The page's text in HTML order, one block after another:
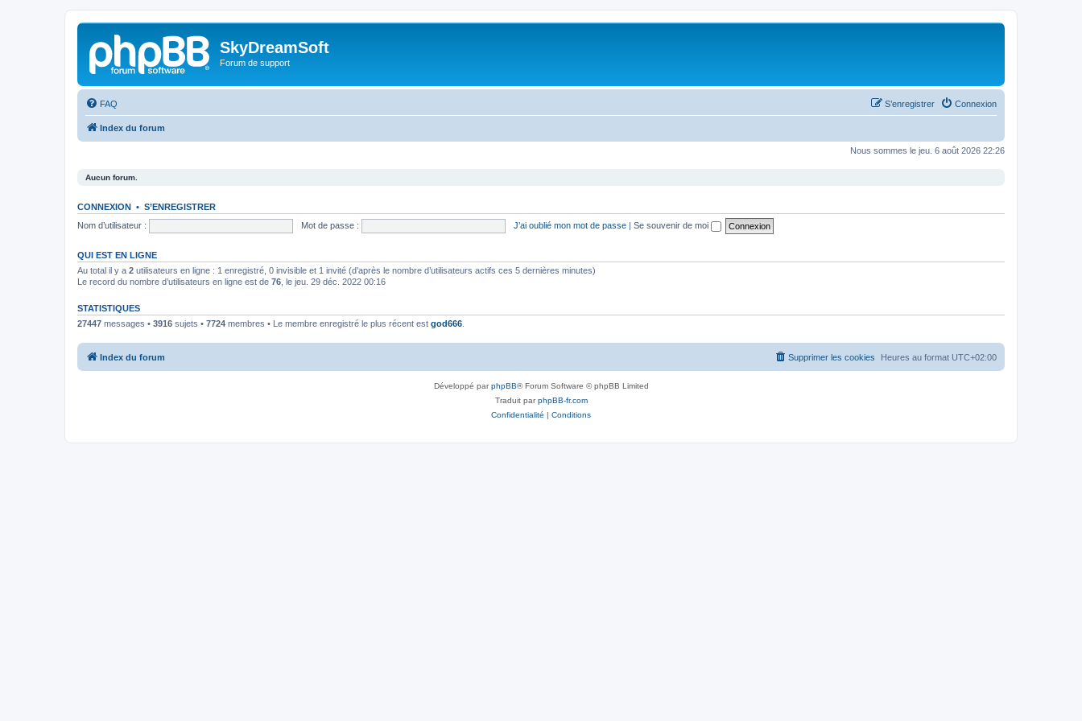
SkyDreamSoft
Forum de support
FAQ Connexion
S’enregistrer
Index du forum
Nous sommes le jeu. 6 août 2026 22:26
Aucun forum.
CONNEXION • S’ENREGISTRER
Nom d’utilisateur :
Mot de passe : J’ai oublié mon mot de passe | Se souvenir de moi
QUI EST EN LIGNE
Au total il y a 2 utilisateurs en ligne : 1 enregistré, 0 invisible et 1 invité (d’après le nombre d’utilisateurs actifs ces 5 dernières minutes)
Le record du nombre d’utilisateurs en ligne est de 76 , le jeu. 29 déc. 2022 00:16
STATISTIQUES
27447 messages • 3916 sujets • 7724 membres • Le membre enregistré le plus récent est god666
Index du forum Heures au format UTC+02:00
Supprimer les cookies
Développé parphpBB® Forum Software © phpBB Limited
Traduit parphpBB-fr.com
Confidentialité | Conditions